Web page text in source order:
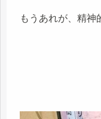
もうあれが、精神